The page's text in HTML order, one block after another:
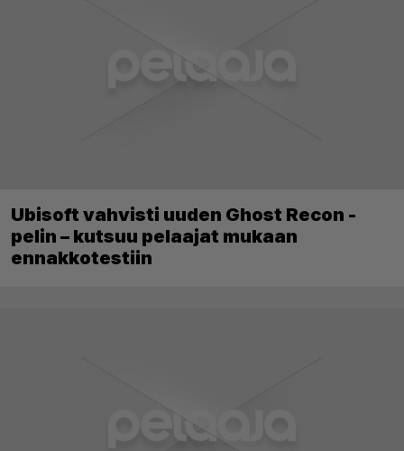
Ubisoft vahvisti uuden Ghost Recon -
pelin – kutsuu pelaajat mukaan
ennakkotestiin